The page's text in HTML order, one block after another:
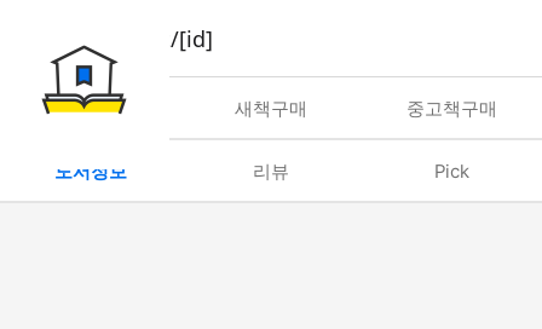
book/rent/[id]
대여 새책구매 중고책구매
도서정보 리뷰 Pick